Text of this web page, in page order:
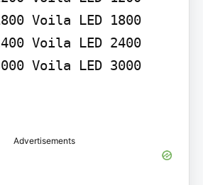
Voila LED 1800
Voila LED 2400
Voila LED 3000
Advertisements